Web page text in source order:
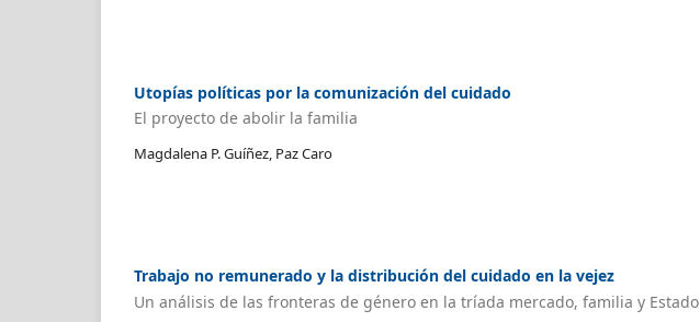
Utopías políticas por la comunización del cuidado
El proyecto de abolir la familia
Magdalena P. Guíñez, Paz Caro
Trabajo no remunerado y la distribución del cuidado en la vejez
Un análisis de las fronteras de género en la tríada mercado, familia y Estado